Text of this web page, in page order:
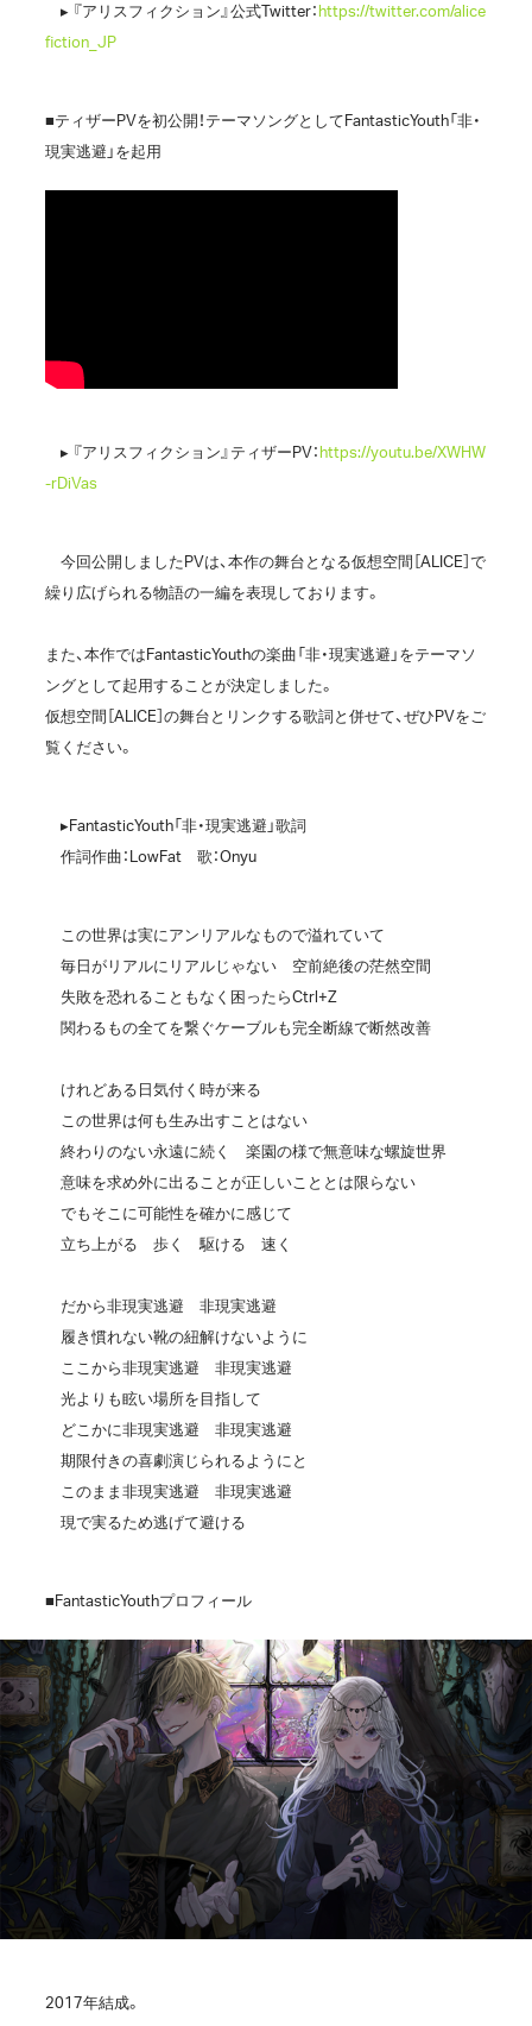
▸ 『アリスフィクション』公式Twitter：https://twitter.com/alice
fiction_JP
■ティザーPVを初公開！テーマソングとしてFantasticYouth「非・
現実逃避」を起用
▸ 『アリスフィクション』ティザーPV：https://youtu.be/XWHW
-rDiVas
今回公開しましたPVは、本作の舞台となる仮想空間［ALICE］で
繰り広げられる物語の一編を表現しております。
また、本作ではFantasticYouthの楽曲「非・現実逃避」をテーマソ
ングとして起用することが決定しました。
仮想空間［ALICE］の舞台とリンクする歌詞と併せて、ぜひPVをご
覧ください。
▸FantasticYouth「非・現実逃避」歌詞
作詞作曲：LowFat 歌：Onyu
この世界は実にアンリアルなもので溢れていて
毎日がリアルにリアルじゃない 空前絶後の茫然空間
失敗を恐れることもなく困ったらCtrl+Z
関わるもの全てを繋ぐケーブルも完全断線で断然改善
けれどある日気付く時が来る
この世界は何も生み出すことはない
終わりのない永遠に続く 楽園の様で無意味な螺旋世界
意味を求め外に出ることが正しいこととは限らない
でもそこに可能性を確かに感じて
立ち上がる 歩く 駆ける 速く
だから非現実逃避 非現実逃避
履き慣れない靴の紐解けないように
ここから非現実逃避 非現実逃避
光よりも眩い場所を目指して
どこかに非現実逃避 非現実逃避
期限付きの喜劇演じられるようにと
このまま非現実逃避 非現実逃避
現で実るため逃げて避ける
■FantasticYouthプロフィール
2017年結成。